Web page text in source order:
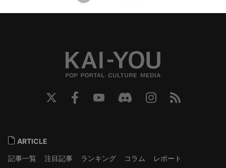
ARTICLE
記事一覧
注目記事 ランキング コラム
レポート